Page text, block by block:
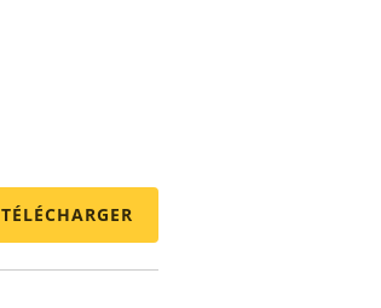
TÉLÉCHARGER